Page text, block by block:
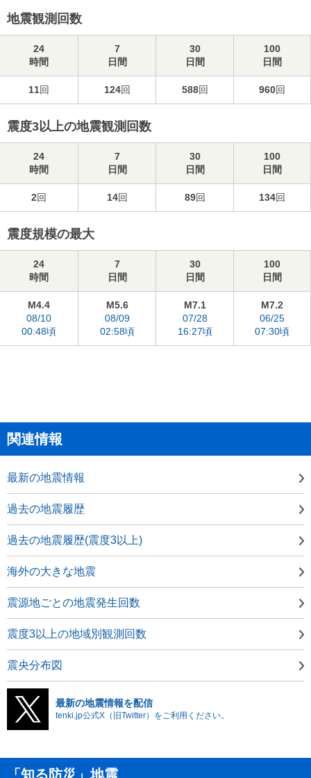
地震観測回数
24
時間
7
日間
30
日間
100
日間
11回 124回 588回 960回
震度3以上の地震観測回数
24
時間
7
日間
30
日間
100
日間
2回 14回 89回 134回
震度規模の最大
24
時間
7
日間
30
日間
100
日間
M4.4
08/10
00:48頃
M5.6
08/09
02:58頃
M7.1
07/28
16:27頃
M7.2
06/25
07:30頃
関連情報
最新の地震情報
過去の地震履歴
過去の地震履歴(震度3以上)
海外の大きな地震
震源地ごとの地震発生回数
震度3以上の地域別観測回数
震央分布図
最新の地震情報を配信
tenki.jp公式X（旧Twitter）をご利用ください。
「知る防災」地震